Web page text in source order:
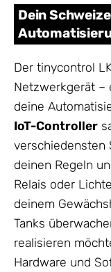
Dein
Der tinycontrol
Netzwerkgerät –
deine
IoT-Controller
verschiedensten
deinen Regeln
Relais oder
deinem
Tanks
realisieren
Hardware und